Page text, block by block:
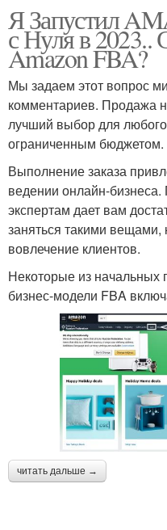
Я Запустил
с Нуля в 2023..
Amazon FBA?
Мы задаем этот вопрос
комментариев. Продажа
лучший выбор для
ограниченным бюджетом.
Выполнение заказа
ведении онлайн-бизнеса.
экспертам дает вам
заняться такими вещами,
вовлечение клиентов.
Некоторые из начальных
бизнес-модели FBA
читать дальше →